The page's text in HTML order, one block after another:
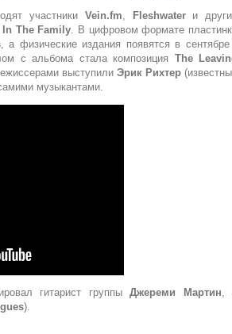
участники Vein.fm, Fleshwaterи
In The Family. В цифровом формате
, а физические издания появятся в
с альбома стала композиция The
выступили Эрик Рихтер
музыкантами.
гитарист группыДжереми Мартин,
).